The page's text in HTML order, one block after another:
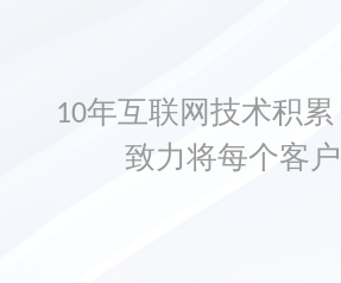
10年互联网技术积
致力将每个客